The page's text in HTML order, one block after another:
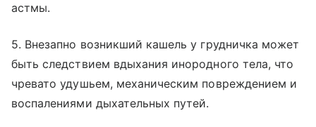
астмы.
5. Внезапно возникший кашель у грудничка может
быть следствием вдыхания инородного тела, что
чревато удушьем, механическим повреждением и
воспалениями дыхательных путей.